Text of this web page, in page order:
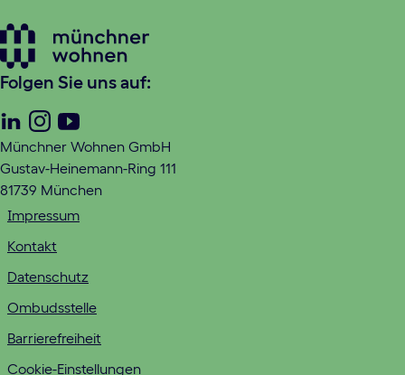
Folgen Sie uns auf:
Linkedin
Instagram
Youtube
Münchner Wohnen GmbH
Gustav-Heinemann-Ring 111
81739 München
Impressum
Kontakt
Datenschutz
Ombudsstelle
Barrierefreiheit
Cookie-Einstellungen